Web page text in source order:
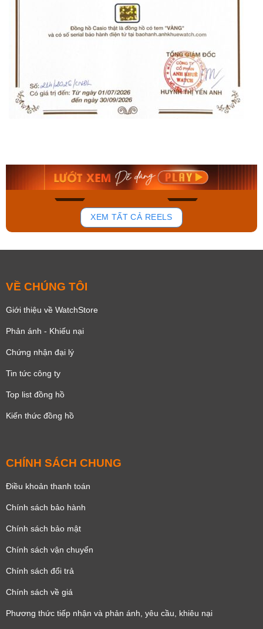
175
Mua ngay Mua ngay
XEM TẤT CẢ REELS
VỀ CHÚNG TÔI
Giới thiệu về WatchStore
Phản ánh - Khiếu nại
Chứng nhận đại lý
Tin tức công ty
Top list đồng hồ
Kiến thức đồng hồ
CHÍNH SÁCH CHUNG
Điều khoản thanh toán
Chính sách bảo hành
Chính sách bảo mật
Chính sách vận chuyển
Chính sách đổi trả
Chính sách về giá
Phương thức tiếp nhận và phản ánh, yêu cầu, khiêu nại